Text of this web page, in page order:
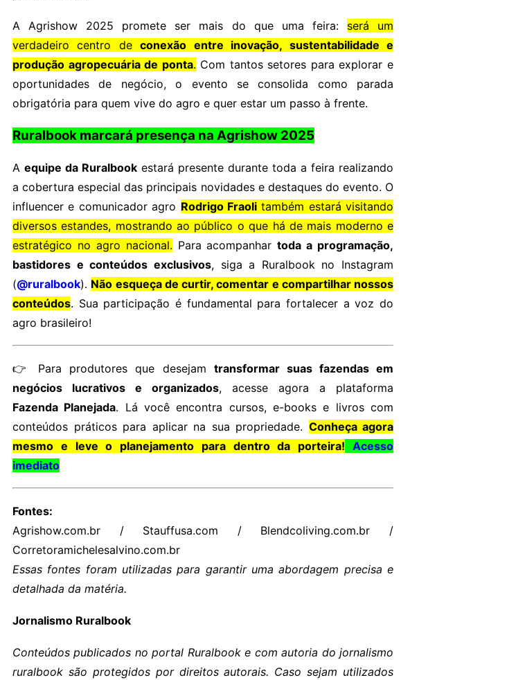
A Agrishow 2025 promete ser mais do que uma feira: será um
verdadeiro centro deconexão entre inovação, sustentabilidade e
produção agropecuária de ponta. Com tantos setores para explorar e
oportunidades de negócio, o evento se consolida como parada
obrigatória para quem vive do agro e quer estar um passo à frente.
Ruralbook marcará presença na Agrishow 2025
A equipe da Ruralbook estará presente durante toda a feira realizando
a cobertura especial das principais novidades e destaques do evento. O
influencer e comunicador agro Rodrigo Fraolitambém estará visitando
diversos estandes, mostrando ao público o que há de mais moderno e
estratégico no agro nacional. Para acompanhartoda a programação,
bastidores e conteúdos exclusivos, siga a Ruralbook no Instagram
(@ruralbook). Não esqueça de curtir, comentar e compartilhar nossos
conteúdos. Sua participação é fundamental para fortalecer a voz do
agro brasileiro!
👉 Para produtores que desejam transformar suas fazendas em
negócios lucrativos e organizados, acesse agora a plataforma
Fazenda Planejada. Lá você encontra cursos, e-books e livros com
conteúdos práticos para aplicar na sua propriedade. Conheça agora
mesmo e leve o planejamento para dentro da porteira! Acesso
imediato
Fontes:
Agrishow.com.br / Stauffusa.com / Blendcoliving.com.br /
Corretoramichelesalvino.com.br
Essas fontes foram utilizadas para garantir uma abordagem precisa e
detalhada da matéria.
Jornalismo Ruralbook
Conteúdos publicados no portal Ruralbook e com autoria do jornalismo
ruralbook são protegidos por direitos autorais. Caso sejam utilizados